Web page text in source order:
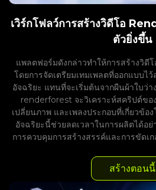
เวิร์กโฟลว์การสร้างวิดีโอ
ตัวยิ่งขึ้น
แพลตฟอร์มดังกล่าวทำให้การสร้างวิดี
โดยการจัดเตรียมเทมเพลตที่ออกแบบ
อัจฉริยะ แทนที่จะเริ่มต้นจากผืนผ้าใบว่า
renderforest จะวิเคราะห์สคริปต์ข
เปลี่ยนภาพ และเพลงประกอบที่เกี่ยวข้
อัจฉริยะนี้ช่วยลดเวลาในการผลิตได้อ
การควบคุมการสร้างสรรค์และการขัดเ
สร้างตอนนี้